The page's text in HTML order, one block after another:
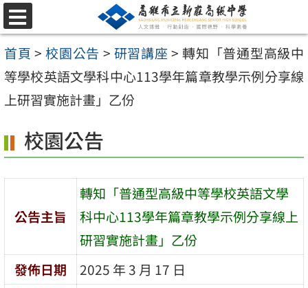
跳
至
主
要
內
區
選
單
首頁 > 校園公告 > 研習講座 > 轉知「普通型高級中
等學校英語文學科中心113學年篇章教學示例分享線
上研習實施計畫」乙份
校園公告
公告主旨
轉知「普通型高級中等學校英語文學
科中心113學年篇章教學示例分享線上
研習實施計畫」乙份
發佈日期
2025 年 3 月 17 日